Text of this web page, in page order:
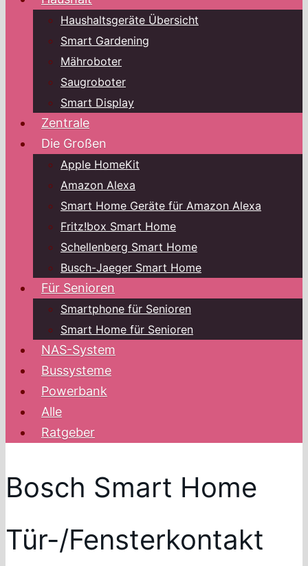
Haushaltsgeräte Übersicht
Smart Gardening
Mähroboter
Saugroboter
Smart Display
Zentrale
Die Großen
Apple HomeKit
Amazon Alexa
Smart Home Geräte für Amazon Alexa
Fritz!box Smart Home
Schellenberg Smart Home
Busch-Jaeger Smart Home
Für Senioren
Smartphone für Senioren
Smart Home für Senioren
NAS-System
Bussysteme
Powerbank
Alle
Ratgeber
Bosch Smart Home
Tür-/Fensterkontakt